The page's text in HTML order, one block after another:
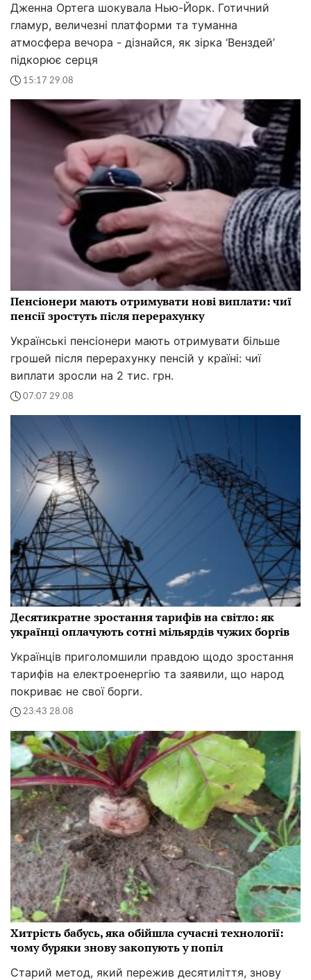
Дженна Ортега шокувала Нью-Йорк. Готичний
гламур, величезні платформи та туманна
атмосфера вечора - дізнайся, як зірка ‘Венздей’
підкорює серця
15:17 29.08
Пенсіонери мають отримувати нові виплати: чиї
пенсії зростуть після перерахунку
Українські пенсіонери мають отримувати більше
грошей після перерахунку пенсій у країні: чиї
виплати зросли на 2 тис. грн.
07:07 29.08
Десятикратне зростання тарифів на світло: як
українці оплачують сотні мільярдів чужих боргів
Українців приголомшили правдою щодо зростання
тарифів на електроенергію та заявили, що народ
покриває не свої борги.
23:43 28.08
Хитрість бабусь, яка обійшла сучасні технології:
чому буряки знову закопують у попіл
Старий метод, який пережив десятиліття, знову